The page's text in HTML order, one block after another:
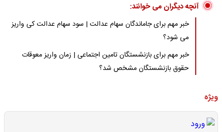
آنچه دیگران می خوانند:
خبر مهم برای جاماندگان سهام عدالت | سود سهام عدالت کی واریز
می شود؟
خبر مهم برای بازنشستگان تامین اجتماعی | زمان واریز معوقات
حقوق بازنشستگان مشخص شد؟
ویژه